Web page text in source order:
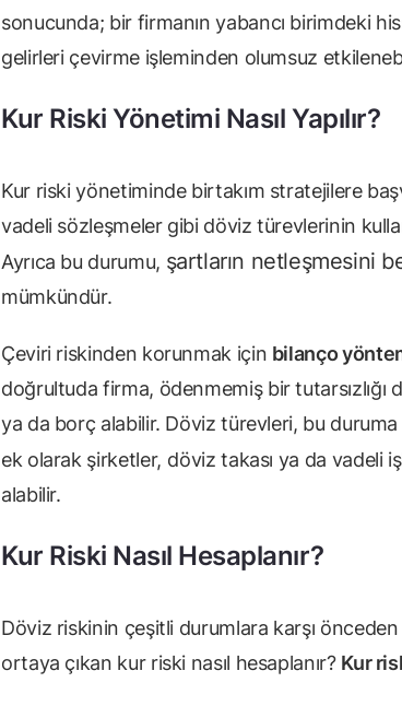
sonucunda; bir firmanın yabancı birimdeki
gelirleri çevirme işleminden olumsuz
Kur Riski Yönetimi Nasıl Yapılır?
Kur riski yönetiminde birtakım stratejilere
vadeli sözleşmeler gibi döviz türevlerinin
Ayrıca bu durumu, şartların netleşmesini
mümkündür.
Çeviri riskinden korunmak için bilanço
doğrultuda firma, ödenmemiş bir tutarsızlığı
ya da borç alabilir. Döviz türevleri, bu duruma
ek olarak şirketler, döviz takası ya da vadeli
alabilir.
Kur Riski Nasıl Hesaplanır?
Döviz riskinin çeşitli durumlara karşı
ortaya çıkan kur riski nasıl hesaplanır? Kur